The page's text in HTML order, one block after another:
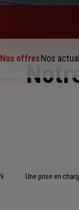
Nos offresNos
Une prise en